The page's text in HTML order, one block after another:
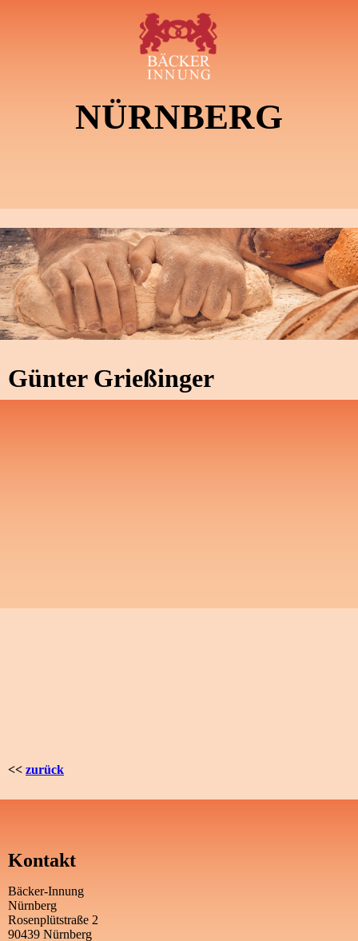
NÜRNBERG
Günter Grießinger
<< zurück
Kontakt
Bäcker-Innung
Nürnberg
Rosenplütstraße 2
90439 Nürnberg